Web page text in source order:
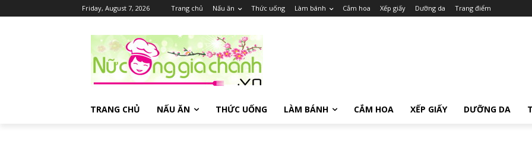
Friday, August 7, 2026 Trang chủ Nấu ăn Thức uống Làm bánh Cắm hoa Xếp giấy Dưỡng da Trang điểm
TRANG CHỦ NẤU ĂN THỨC UỐNG LÀM BÁNH CẮM HOA XẾP GIẤY DƯỠNG DA